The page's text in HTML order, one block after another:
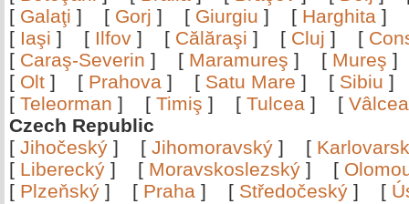
[ Galaţi ] [ Gorj ] [ Giurgiu ] [ Harghita ]
[ Iaşi ] [ Ilfov ] [ Călăraşi ] [ Cluj ] [
[ Caraş-Severin ] [ Maramureş ] [ Mureş
[ Olt ] [ Prahova ] [ Satu Mare ] [ Sibiu
[ Teleorman ] [ Timiş ] [ Tulcea ] [
Czech Republic
[ Jihočeský ] [ Jihomoravský ] [
[ Liberecký ] [ Moravskoslezský ] [
[ Plzeňský ] [ Praha ] [ Středočeský ] [